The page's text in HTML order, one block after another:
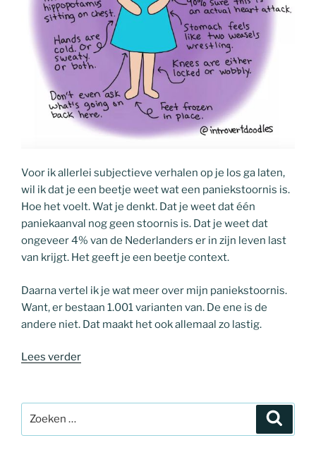
Voor ik allerlei subjectieve verhalen op je los ga laten,
wil ik dat je een beetje weet wat een paniekstoornis is.
Hoe het voelt. Wat je denkt. Dat je weet dat één
paniekaanval nog geen stoornis is. Dat je weet dat
ongeveer 4% van de Nederlanders er in zijn leven last
van krijgt. Het geeft je een beetje context.
Daarna vertel ik je wat meer over mijn paniekstoornis.
Want, er bestaan 1.001 varianten van. De ene is de
andere niet. Dat maakt het ook allemaal zo lastig.
Lees verder“Een
naar: